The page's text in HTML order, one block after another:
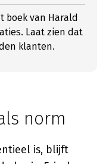
boek van Harald
Laat zien dat
klanten.
norm
is, blijft